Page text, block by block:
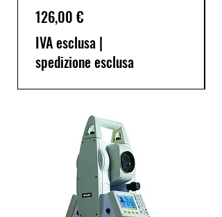
Prezzo
126,00 €
IVA esclusa |
spedizione esclusa